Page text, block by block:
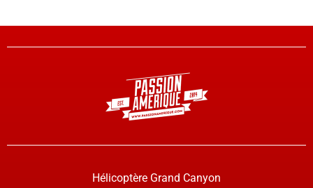
Hélicoptère Grand Canyon